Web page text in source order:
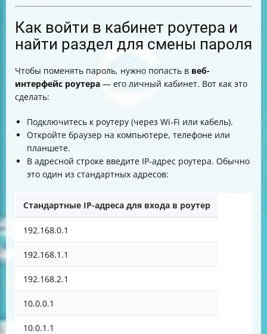
Как войти в кабинет роутера и
найти раздел для смены пароля
Чтобы поменять пароль, нужно попасть в веб-
интерфейс роутера — его личный кабинет. Вот как это
сделать:
Подключитесь к роутеру (через Wi-Fi или кабель).
Откройте браузер на компьютере, телефоне или
планшете.
В адресной строке введите IP-адрес роутера. Обычно
это один из стандартных адресов:
Стандартные IP-адреса для входа в роутер
192.168.0.1
192.168.1.1
192.168.2.1
10.0.0.1
10.0.1.1